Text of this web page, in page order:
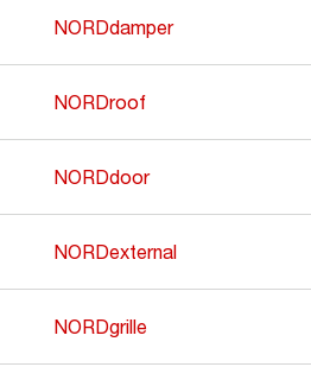
NORDdamper
NORDroof
NORDdoor
NORDexternal
NORDgrille